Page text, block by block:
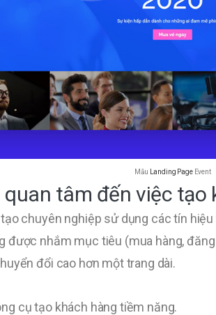
Mẫu Landing PageEvent
quan tâm đến việc
chuyên nghiệp sử dụng các tín
được nhắm mục tiêu (mua hàng,
đổi cao hơn một trang dài.
cụ tạo khách hàng tiềm năng.